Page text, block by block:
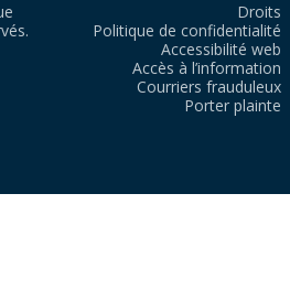
Droits
Politique de confidentialité
Accessibilité web
Accès à l’information
Courriers frauduleux
Porter plainte